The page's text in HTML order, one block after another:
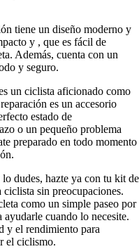
tiene un diseño moderno y
y , que es fácil de
Además, cuenta con un
y seguro.
un ciclista aficionado como
es un accesorio
estado de
o un pequeño problema
preparado en todo momento
dudes, hazte ya con tu kit de
sin preocupaciones.
como un simple paseo por
cuando lo necesite.
y el rendimiento para
el ciclismo.